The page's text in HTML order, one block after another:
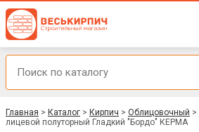
Главная > Каталог > Кирпич > Облицовочный >
лицевой полуторный Гладкий "Бордо" КЕРМА